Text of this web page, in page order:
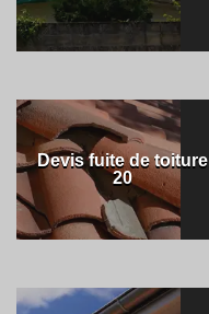
Devis fuite de toiture
20